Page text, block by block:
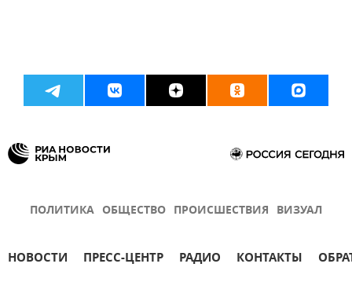
ПОЛИТИКА ОБЩЕСТВО ПРОИСШЕСТВИЯ ВИЗУАЛ
НОВОСТИ ПРЕСС-ЦЕНТР РАДИО КОНТАКТЫ